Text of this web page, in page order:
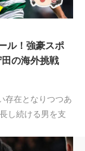
ル！強豪スポ
の海外挑戦
存在となりつつあ
し続ける男を支